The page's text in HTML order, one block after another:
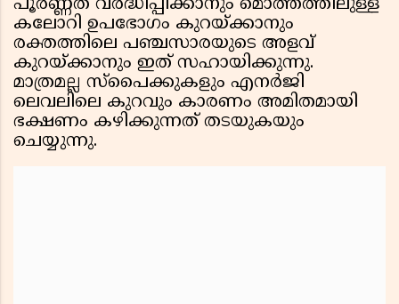
പൂര്‍ണ്ണത വര്‍ദ്ധിപ്പിക്കാനും മൊത്തത്തിലുള്ള
കലോറി ഉപഭോഗം കുറയ്ക്കാനും
രക്തത്തിലെ പഞ്ചസാരയുടെ അളവ്
കുറയ്ക്കാനും ഇത് സഹായിക്കുന്നു.
മാത്രമല്ല സ്പൈക്കുകളും എനര്‍ജി
ലെവലിലെ കുറവും കാരണം അമിതമായി
ഭക്ഷണം കഴിക്കുന്നത് തടയുകയും
ചെയ്യുന്നു.